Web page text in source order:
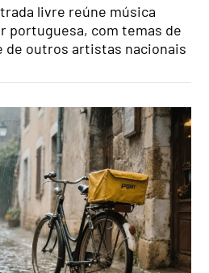
livre reúne música
portuguesa, com temas de
de outros artistas nacionais